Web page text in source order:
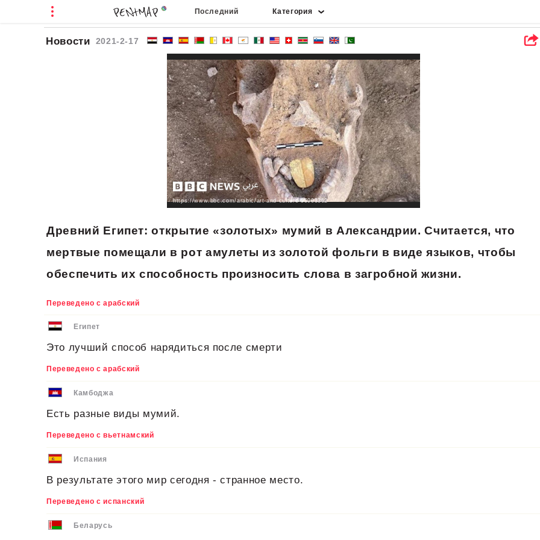
Последний Категория
Новости 2021-2-17
https://www.bbc.com/arabic/art-and-culture-55903362
Древний Египет: открытие «золотых» мумий в Александрии. Считается, что
мертвые помещали в рот амулеты из золотой фольги в виде языков, чтобы
обеспечить их способность произносить слова в загробной жизни.
Переведено с арабский
Египет
Это лучший способ нарядиться после смерти
Переведено с арабский
Камбоджа
Есть разные виды мумий.
Переведено с вьетнамский
Испания
В результате этого мир сегодня - странное место.
Переведено с испанский
Беларусь